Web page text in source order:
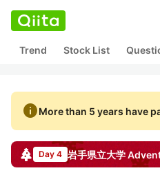
Trend Stock List
infoMore than 5 years have
Day 4 岩手県立大学